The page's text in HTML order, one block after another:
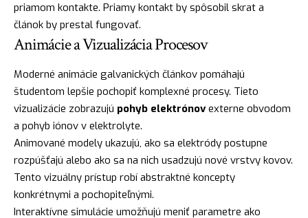
priamom kontakte. Priamy kontakt by spôsobil skrat a
článok by prestal fungovať.
Animácie a Vizualizácia Procesov
Moderné animácie galvanických článkov pomáhajú
študentom lepšie pochopiť komplexné procesy. Tieto
vizualizácie zobrazujú pohyb elektrónovexterne obvodom
a pohyb iónov v elektrolyte.
Animované modely ukazujú, ako sa elektródy postupne
rozpúšťajú alebo ako sa na nich usadzujú nové vrstvy kovov.
Tento vizuálny prístup robí abstraktné koncepty
konkrétnymi a pochopiteľnými.
Interaktívne simulácie umožňujú meniť parametre ako